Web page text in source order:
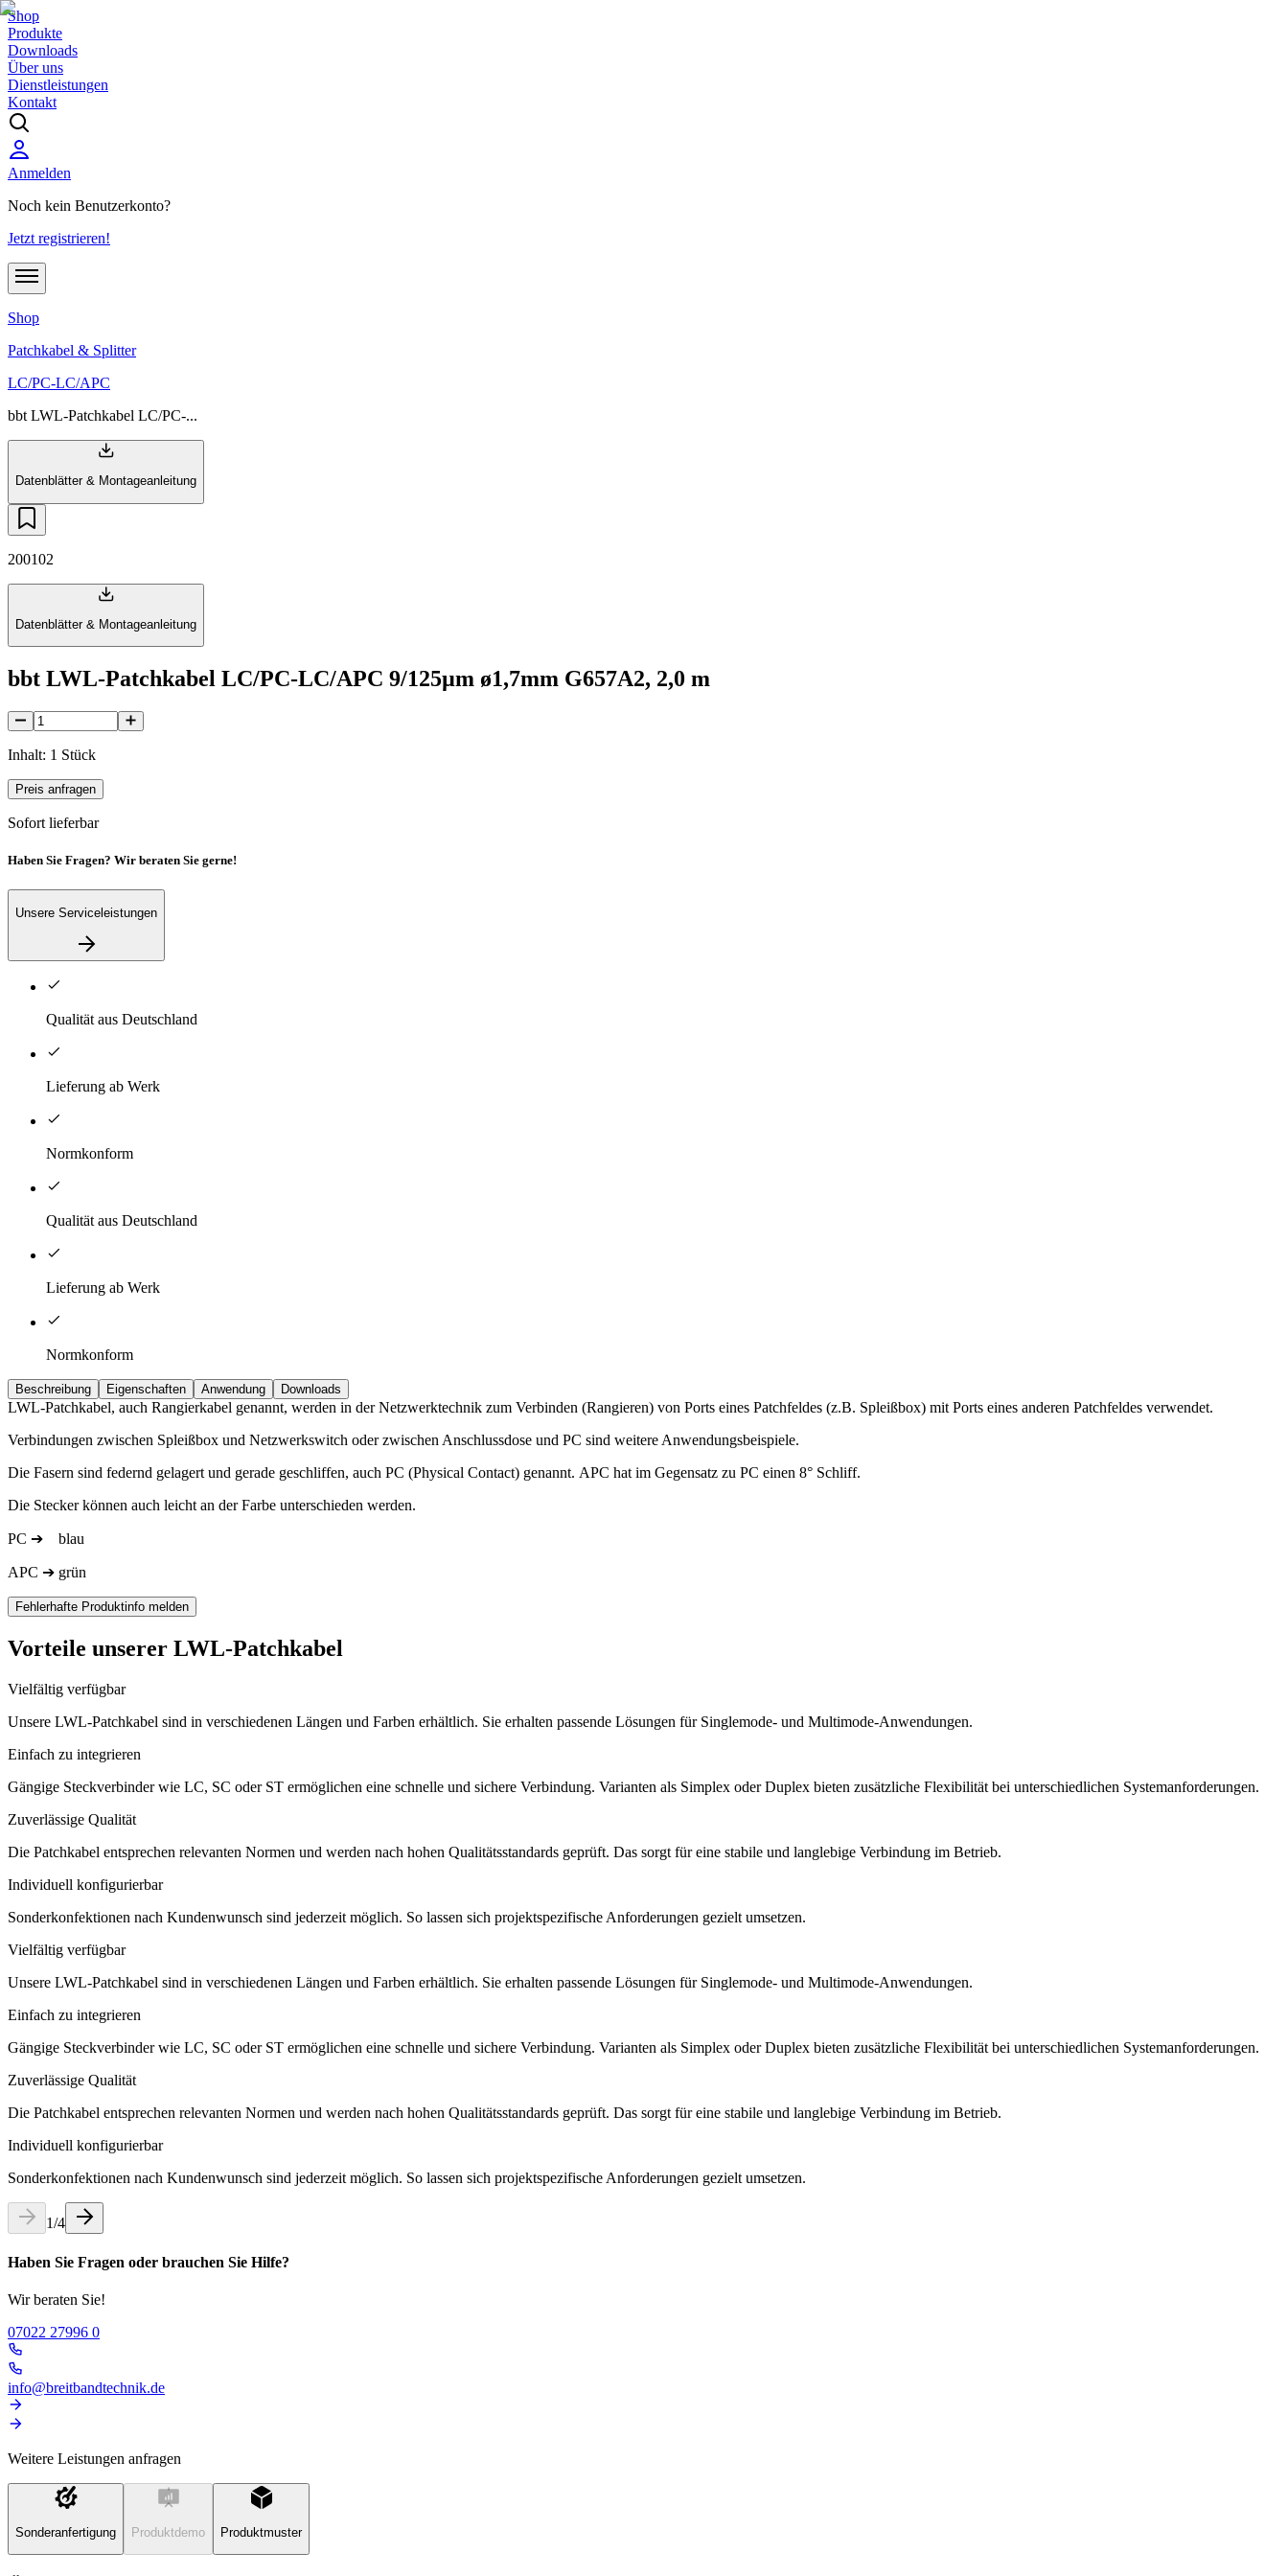
Shop
Produkte
Downloads
Über uns
Dienstleistungen
Kontakt
Anmelden
Noch kein Benutzerkonto?
Jetzt registrieren!
Shop
Patchkabel & Splitter
LC/PC-LC/APC
bbt LWL-Patchkabel LC/PC-...
Datenblätter & Montageanleitung
200102
Datenblätter & Montageanleitung
bbt LWL-Patchkabel LC/PC-LC/APC 9/125µm ø1,7mm G657A2, 2,0 m
Inhalt: 1 Stück
Preis anfragen
Sofort lieferbar
Haben Sie Fragen? Wir beraten Sie gerne!
Unsere Serviceleistungen
Qualität aus Deutschland
Lieferung ab Werk
Normkonform
Qualität aus Deutschland
Lieferung ab Werk
Normkonform
Beschreibung Eigenschaften Anwendung Downloads
LWL-Patchkabel, auch Rangierkabel genannt, werden in der Netzwerktechnik zum Verbinden (Rangieren) von Ports eines Patchfeldes (z.B. Spleißbox) mit Ports eines anderen Patchfeldes verwendet.
Verbindungen zwischen Spleißbox und Netzwerkswitch oder zwischen Anschlussdose und PC sind weitere Anwendungsbeispiele.
Die Fasern sind federnd gelagert und gerade geschliffen, auch PC (Physical Contact) genannt. APC hat im Gegensatz zu PC einen 8° Schliff.
Die Stecker können auch leicht an der Farbe unterschieden werden.
PC ➔ blau
APC ➔ grün
Fehlerhafte Produktinfo melden
Vorteile unserer LWL-Patchkabel
Vielfältig verfügbar
Unsere LWL-Patchkabel sind in verschiedenen Längen und Farben erhältlich. Sie erhalten passende Lösungen für Singlemode- und Multimode-Anwendungen.
Einfach zu integrieren
Gängige Steckverbinder wie LC, SC oder ST ermöglichen eine schnelle und sichere Verbindung. Varianten als Simplex oder Duplex bieten zusätzliche Flexibilität bei unterschiedlichen Systemanforderungen.
Zuverlässige Qualität
Die Patchkabel entsprechen relevanten Normen und werden nach hohen Qualitätsstandards geprüft. Das sorgt für eine stabile und langlebige Verbindung im Betrieb.
Individuell konfigurierbar
Sonderkonfektionen nach Kundenwunsch sind jederzeit möglich. So lassen sich projektspezifische Anforderungen gezielt umsetzen.
Vielfältig verfügbar
Unsere LWL-Patchkabel sind in verschiedenen Längen und Farben erhältlich. Sie erhalten passende Lösungen für Singlemode- und Multimode-Anwendungen.
Einfach zu integrieren
Gängige Steckverbinder wie LC, SC oder ST ermöglichen eine schnelle und sichere Verbindung. Varianten als Simplex oder Duplex bieten zusätzliche Flexibilität bei unterschiedlichen Systemanforderungen.
Zuverlässige Qualität
Die Patchkabel entsprechen relevanten Normen und werden nach hohen Qualitätsstandards geprüft. Das sorgt für eine stabile und langlebige Verbindung im Betrieb.
Individuell konfigurierbar
Sonderkonfektionen nach Kundenwunsch sind jederzeit möglich. So lassen sich projektspezifische Anforderungen gezielt umsetzen.
1/4
Haben Sie Fragen oder brauchen Sie Hilfe?
Wir beraten Sie!
07022 27996 0
info@breitbandtechnik.de
Weitere Leistungen anfragen
Sonderanfertigung Produktdemo Produktmuster